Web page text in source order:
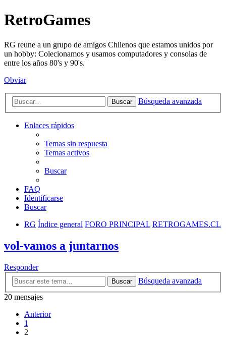
RetroGames
RG reune a un grupo de amigos Chilenos que estamos unidos por
un hobby: Colecionamos y usamos computadores y consolas de
entre los años 80's y 90's.
Obviar
Buscar Búsqueda avanzada
Enlaces rápidos
Temas sin respuesta
Temas activos
Buscar
FAQ
Identificarse
Buscar
RG Índice general FORO PRINCIPAL RETROGAMES.CL
vol-vamos a juntarnos
Responder
Buscar
Búsqueda avanzada
20 mensajes
Anterior
1
2